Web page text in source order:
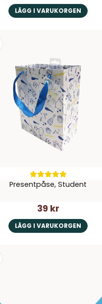
LÄGG I VARUKORGEN
Presentpåse, Student
39 kr
LÄGG I VARUKORGEN